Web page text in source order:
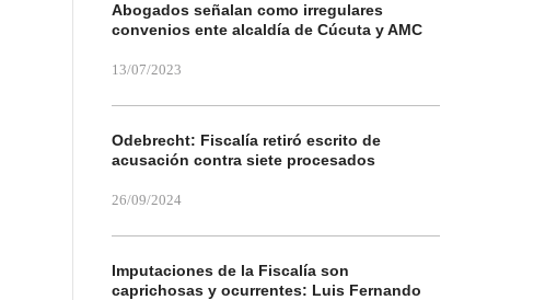
Abogados señalan como irregulares
convenios ente alcaldía de Cúcuta y AMC
13/07/2023
Odebrecht: Fiscalía retiró escrito de
acusación contra siete procesados
26/09/2024
Imputaciones de la Fiscalía son
caprichosas y ocurrentes: Luis Fernando